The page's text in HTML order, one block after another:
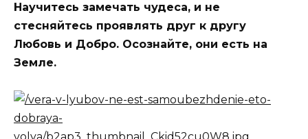
Научитесь замечать чудеса, и не
стесняйтесь проявлять друг к другу
Любовь и Добро. Осознайте, они есть на
Земле.